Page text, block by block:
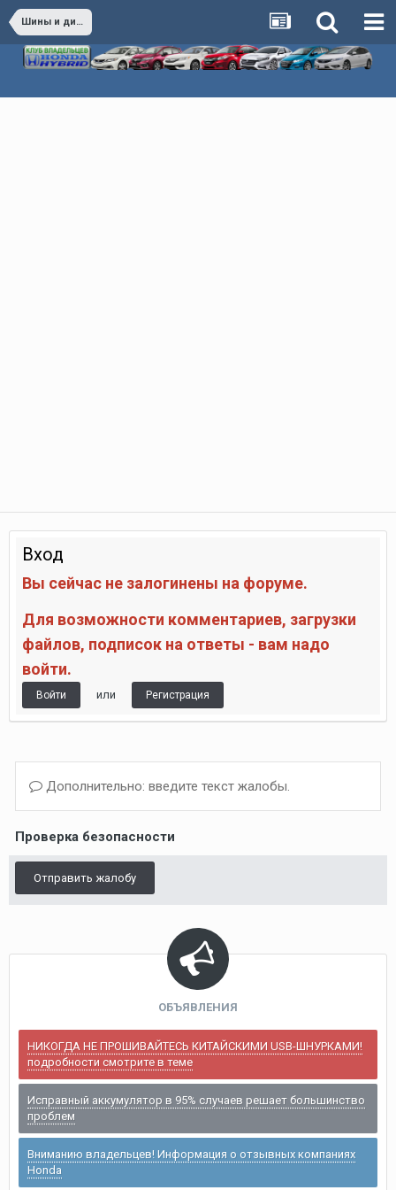
Шины и диски
Вход
Вы сейчас не залогинены на форуме.
Для возможности комментариев, загрузки
файлов, подписок на ответы - вам надо
войти.
Войти или Регистрация
Дополнительно: введите текст жалобы.
Проверка безопасности
Отправить жалобу
ОБЪЯВЛЕНИЯ
НИКОГДА НЕ ПРОШИВАЙТЕСЬ КИТАЙСКИМИ USB-ШНУРКАМИ!
подробности смотрите в теме
Исправный аккумулятор в 95% случаев решает большинство
проблем
Вниманию владельцев! Информация о отзывных компаниях
Honda